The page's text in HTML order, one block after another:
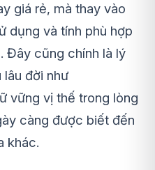
giá rẻ, mà thay vào
dụng và tính phù hợp
Đây cũng chính là lý
đời như
vững vị thế trong lòng
càng được biết đến
khác.